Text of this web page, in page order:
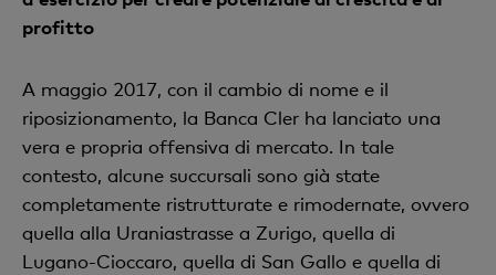
profitto
A maggio 2017, con il cambio di nome e il
riposizionamento, la Banca Cler ha lanciato una
vera e propria offensiva di mercato. In tale
contesto, alcune succursali sono già state
completamente ristrutturate e rimodernate, ovvero
quella alla Uraniastrasse a Zurigo, quella di
Lugano-Cioccaro, quella di San Gallo e quella di